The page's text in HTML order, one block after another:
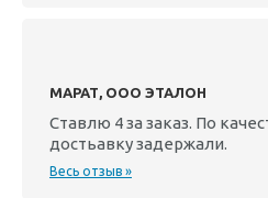
МАРАТ, ООО ЭТАЛОН
Ставлю 4 за заказ. По
достьавку задержали.
Весь отзыв »